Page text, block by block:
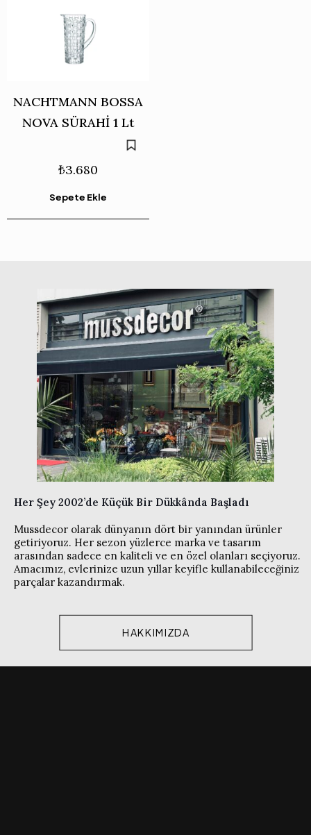
NACHTMANN BOSSA
NOVA SÜRAHİ 1 Lt
₺3.680
Sepete Ekle
Her Şey 2002’de Küçük Bir Dükkânda Başladı
Mussdecor olarak dünyanın dört bir yanından ürünler
getiriyoruz. Her sezon yüzlerce marka ve tasarım
arasından sadece en kaliteli ve en özel olanları seçiyoruz.
Amacımız, evlerinize uzun yıllar keyifle kullanabileceğiniz
parçalar kazandırmak.
HAKKIMIZDA